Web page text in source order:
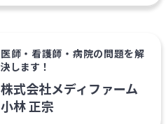
医師・看護師・病院の問題を解
決します！
株式会社メディファーム
小林 正宗